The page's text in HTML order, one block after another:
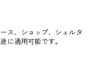
ス、ショップ、シェルタ
に適用可能です。